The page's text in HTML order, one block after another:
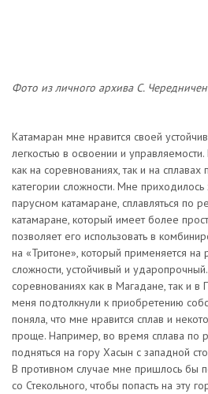
Фото из личного архива С.
Катамаран мне нравится своей
легкостью в освоении и
как на соревнованиях, так и на
категории сложности. Мне
парусном катамаране, сплавляться по
катамаране, который имеет более
позволяет его использовать в
на «Тритоне», который применяется на
сложности, устойчивый и
соревнованиях как в Магадане, так и
меня подтолкнули к приобретению
поняла, что мне нравится сплав и
проще. Например, во время сплава по
подняться на гору Хасын с западной
В противном случае мне пришлось бы
со Стекольного, чтобы попасть на эту